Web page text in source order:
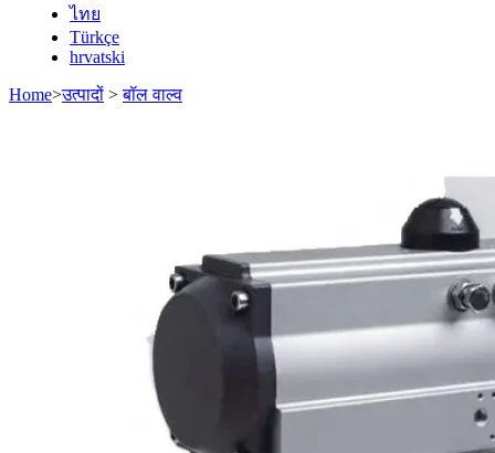
ไทย
Türkçe
hrvatski
Home>उत्पादों > बॉल वाल्व